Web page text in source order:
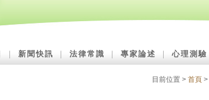
新聞快訊 法律常識 專家論述 ｜心理測驗
目前位置 > 首頁 >